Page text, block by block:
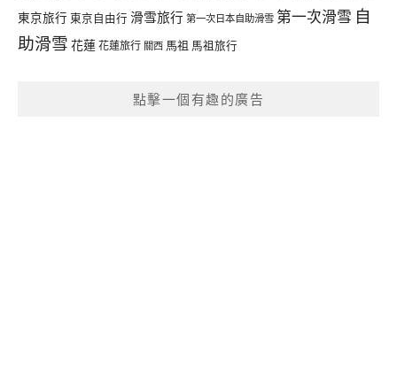
東京旅行 東京自由行 滑雪旅行 第一次日本自助滑雪 第一次滑雪 自
助滑雪 花蓮花蓮旅行 關西 馬祖 馬祖旅行
點擊一個有趣的廣告